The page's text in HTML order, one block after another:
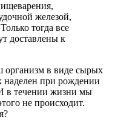
железой,
тогда все
доставлены к
организм в виде сырых
при рождении
в течении жизни мы
не происходит.